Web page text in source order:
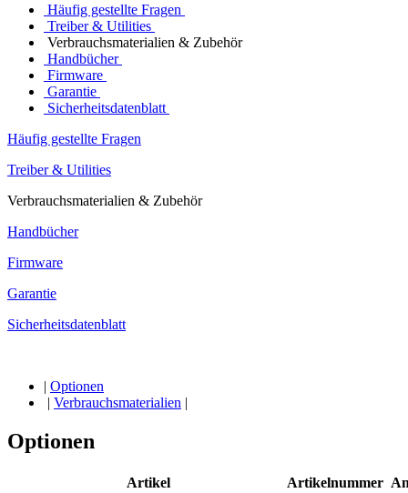
Häufig gestellte Fragen
Treiber & Utilities
Verbrauchsmaterialien & Zubehör
Handbücher
Firmware
Garantie
Sicherheitsdatenblatt
Häufig gestellte Fragen
Treiber & Utilities
Verbrauchsmaterialien & Zubehör
Handbücher
Firmware
Garantie
Sicherheitsdatenblatt
| Optionen
| Verbrauchsmaterialien |
Optionen
Artikel Artikelnummer